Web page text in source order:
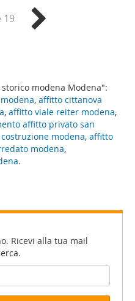
modena Modena":
, affitto cittanova
, affitto viale reiter modena,
affitto privato san
modena, affitto
modena,
.
19
Ricevi alla tua mail